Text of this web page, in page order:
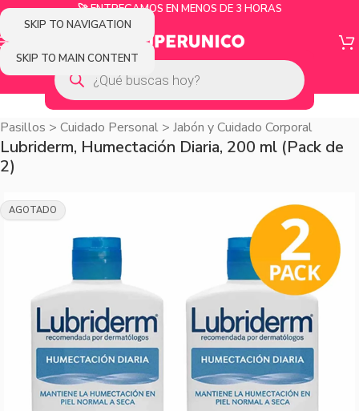
SKIP TO NAVIGATION
SKIP TO MAIN CONTENT
🚀 ENTREGAMOS EN MENOS DE 3 HORAS
Pasillos > Cuidado Personal > Jabón y Cuidado Corporal
Lubriderm, Humectación Diaria, 200 ml (Pack de
2)
AGOTADO